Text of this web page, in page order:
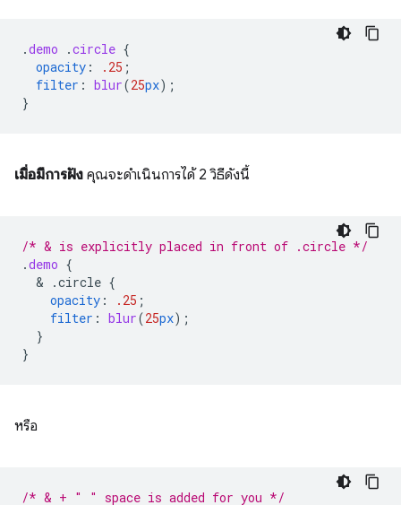
.demo .circle {
opacity : .25 ;
filter : blur(25px);
}
เมื่อมีการฝัง คุณจะดำเนินการได้ 2 วิธีดังนี้
/* & is explicitly placed in front of .circle */
.demo {
  &
.circle {
opacity : .25 ;
filter : blur(25px);
}
}
หรือ
/* & + " " space is added for you */